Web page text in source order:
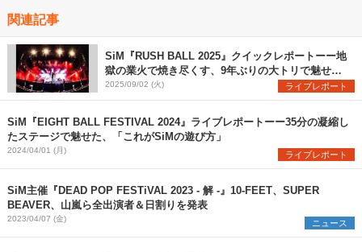
関連記事
SiM『RUSH BALL 2025』クイックレポートーー地
獄の業火で焼き尽くす、9年ぶりの大トリで魅せた
圧巻のステージ
2025/09/02 (火) ライブレポート
SiM『EIGHT BALL FESTIVAL 2024』ライブレポートーー35分の凝縮し
たステージで魅せた、「これがSiMの遊び方」
2024/04/01 (月) ライブレポート
SiM主催『DEAD POP FESTiVAL 2023 - 解 -』10-FEET、SUPER
BEAVER、山嵐ら全出演者＆日割りを発表
2023/04/07 (金) ニュース